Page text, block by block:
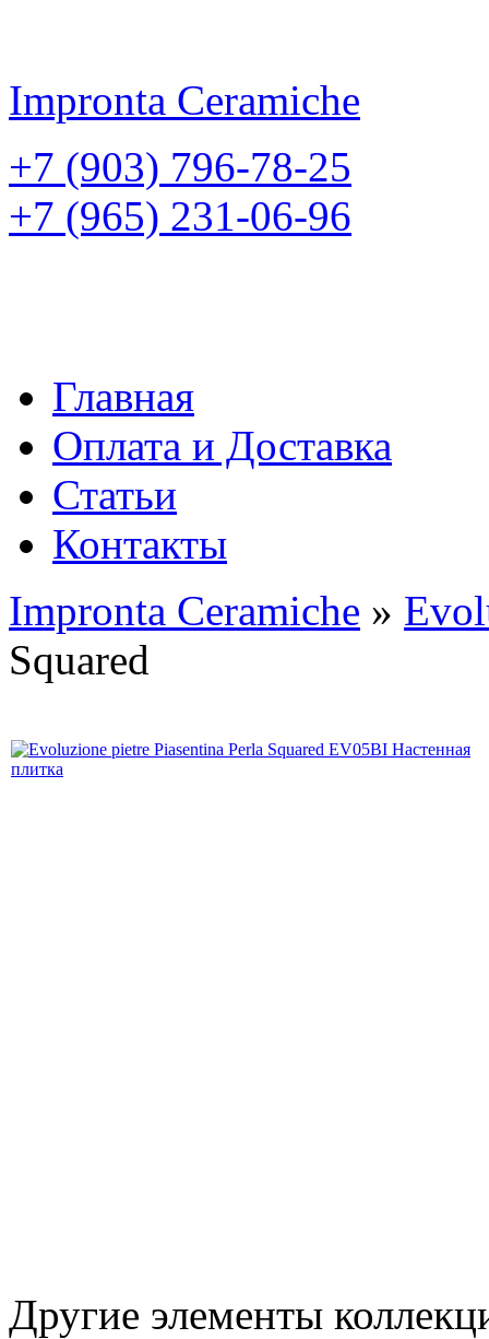
Impronta Ceramiche
+7 (903) 796-78-25
+7 (965) 231-06-96
Главная
Оплата и Доставка
Статьи
Контакты
Impronta Ceramiche »
Squared
Другие элементы